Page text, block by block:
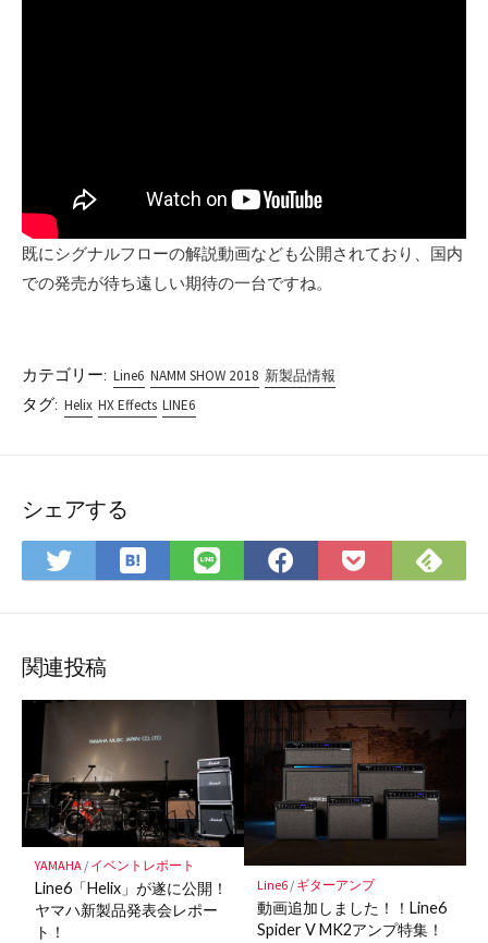
既にシグナルフローの解説動画なども公開されており、国内
での発売が待ち遠しい期待の一台ですね。
カテゴリー: Line6 NAMM SHOW 2018 新製品情報
タグ: Helix HX Effects LINE6
シェアする
Twitter
で
ア
は
て
マ
ー
ク
に
保
存
LINE
で
Facebook
で
Pocket
に
で
関連投稿
YAMAHA/ イベントレポート
Line6「Helix」が遂に公開！
ヤマハ新製品発表会レポー
ト！
Line6/ ギターアンプ
動画追加しました！！Line6
Spider V MK2アンプ特集！